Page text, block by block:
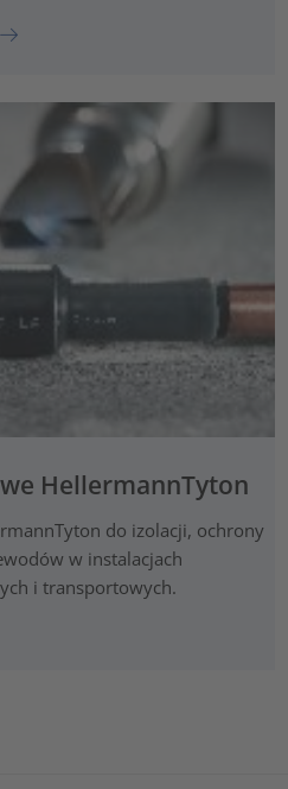
HellermannTyton
do izolacji, ochrony
w instalacjach
i transportowych.